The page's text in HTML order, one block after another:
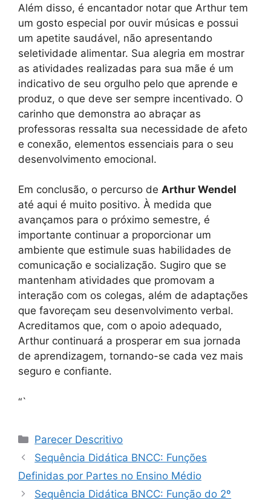
Além disso, é encantador notar que Arthur tem
um gosto especial por ouvir músicas e possui
um apetite saudável, não apresentando
seletividade alimentar. Sua alegria em mostrar
as atividades realizadas para sua mãe é um
indicativo de seu orgulho pelo que aprende e
produz, o que deve ser sempre incentivado. O
carinho que demonstra ao abraçar as
professoras ressalta sua necessidade de afeto
e conexão, elementos essenciais para o seu
desenvolvimento emocional.
Em conclusão, o percurso de Arthur Wendel
até aqui é muito positivo. À medida que
avançamos para o próximo semestre, é
importante continuar a proporcionar um
ambiente que estimule suas habilidades de
comunicação e socialização. Sugiro que se
mantenham atividades que promovam a
interação com os colegas, além de adaptações
que favoreçam seu desenvolvimento verbal.
Acreditamos que, com o apoio adequado,
Arthur continuará a prosperar em sua jornada
de aprendizagem, tornando-se cada vez mais
seguro e confiante.
“`
Categorias
Parecer Descritivo
Sequência Didática BNCC: Funções
Definidas por Partes no Ensino Médio
Sequência Didática BNCC: Função do 2º